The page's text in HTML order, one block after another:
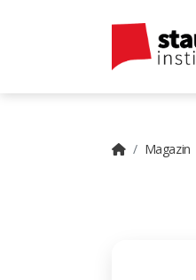
Magazin